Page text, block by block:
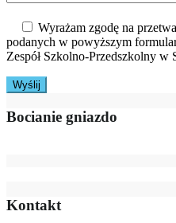
Wyrażam zgodę na
podanych w powyższym
Zespół Szkolno-Przedszkolny w
Bocianie gniazdo
Kontakt